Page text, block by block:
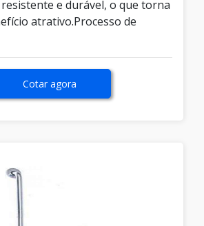
resistente e durável, o que torna
atrativo.Processo de
Cotar agora